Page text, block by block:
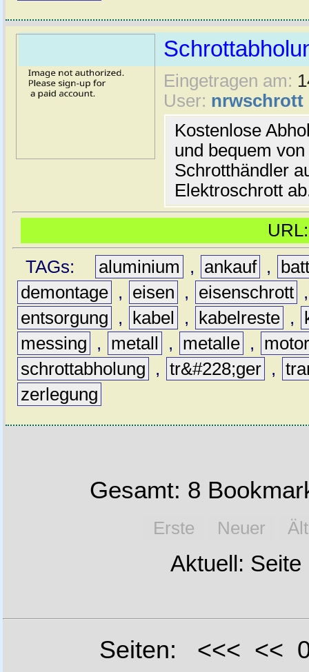
Eingetragen am:
User: nrwschrott
Kostenlose
und bequem
Schrotthändler
Elektroschrott
TAGs:
aluminium , ankauf ,
demontage , eisen , eisenschrott
entsorgung
, kabel , kabelreste ,
messing
, metall , metalle ,
schrottabholung
, tr&#228;ger ,
zerlegung
Gesamt: 8
Erste Neuer
Aktuell: Seite
Seiten: <<< <<